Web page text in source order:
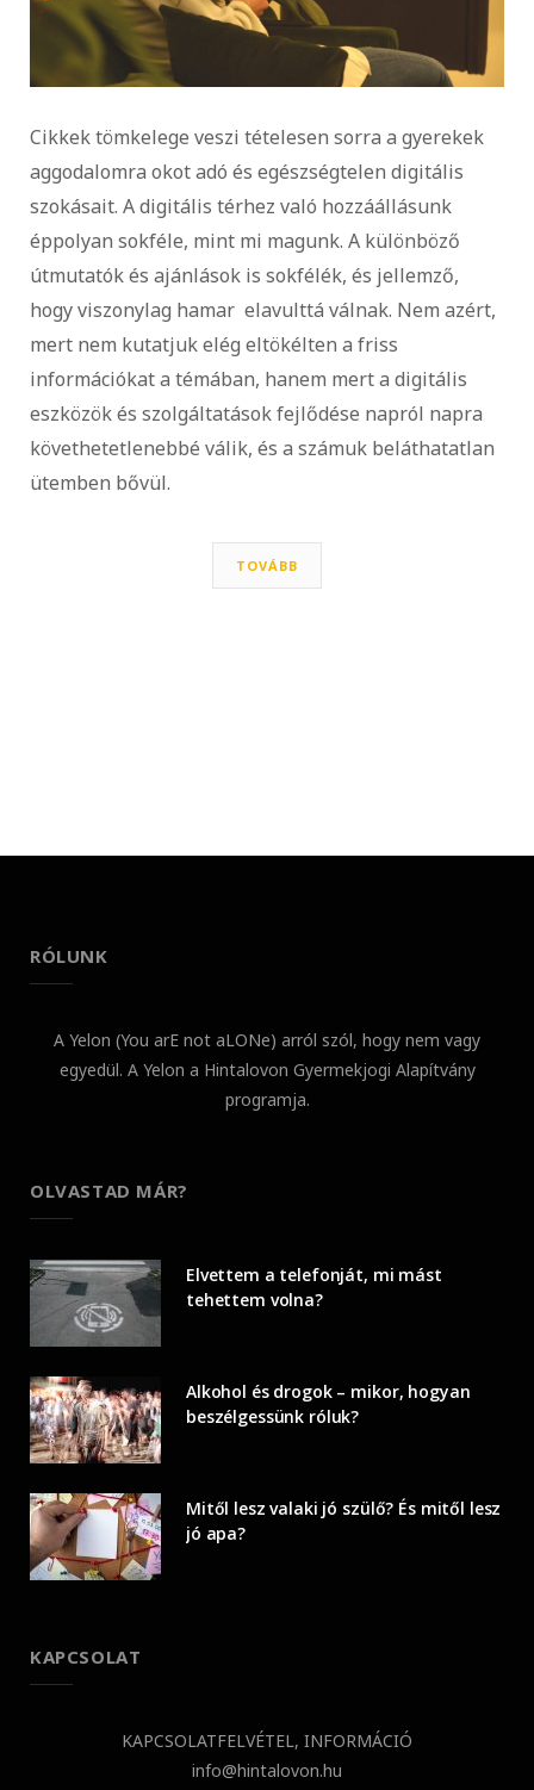
Cikkek tömkelege veszi tételesen sorra a gyerekek
aggodalomra okot adó és egészségtelen digitális
szokásait. A digitális térhez való hozzáállásunk
éppolyan sokféle, mint mi magunk. A különböző
útmutatók és ajánlások is sokfélék, és jellemző,
hogy viszonylag hamar elavulttá válnak. Nem azért,
mert nem kutatjuk elég eltökélten a friss
információkat a témában, hanem mert a digitális
eszközök és szolgáltatások fejlődése napról napra
követhetetlenebbé válik, és a számuk beláthatatlan
ütemben bővül.
TOVÁBB
RÓLUNK
A Yelon (You arE not aLONe) arról szól, hogy nem vagy
egyedül. A Yelon a Hintalovon Gyermekjogi Alapítvány
programja.
OLVASTAD MÁR?
Elvettem a telefonját, mi mást
tehettem volna?
Alkohol és drogok – mikor, hogyan
beszélgessünk róluk?
Mitől lesz valaki jó szülő? És mitől lesz
jó apa?
KAPCSOLAT
KAPCSOLATFELVÉTEL, INFORMÁCIÓ
info@hintalovon.hu